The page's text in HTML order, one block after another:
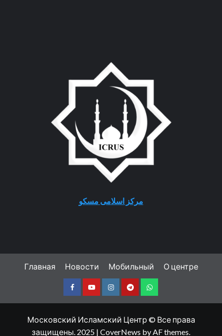
مرکز اسلامی مسکو
Главная Новости Мобильный О центре
FacebookYoutubeInstagramTelegramWhatsapp
Московский Исламский Центр © Все права
защищены. 2025 | CoverNews by AF themes.